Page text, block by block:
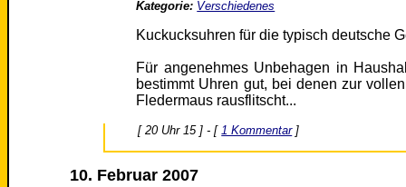
Kategorie: Verschiedenes
Kuckucksuhren für die typisch deutsche
Für angenehmes Unbehagen in
bestimmt Uhren gut, bei denen zur
Fledermaus rausflitscht...
[ 20 Uhr 15 ] - [ 1 Kommentar]
10. Februar 2007